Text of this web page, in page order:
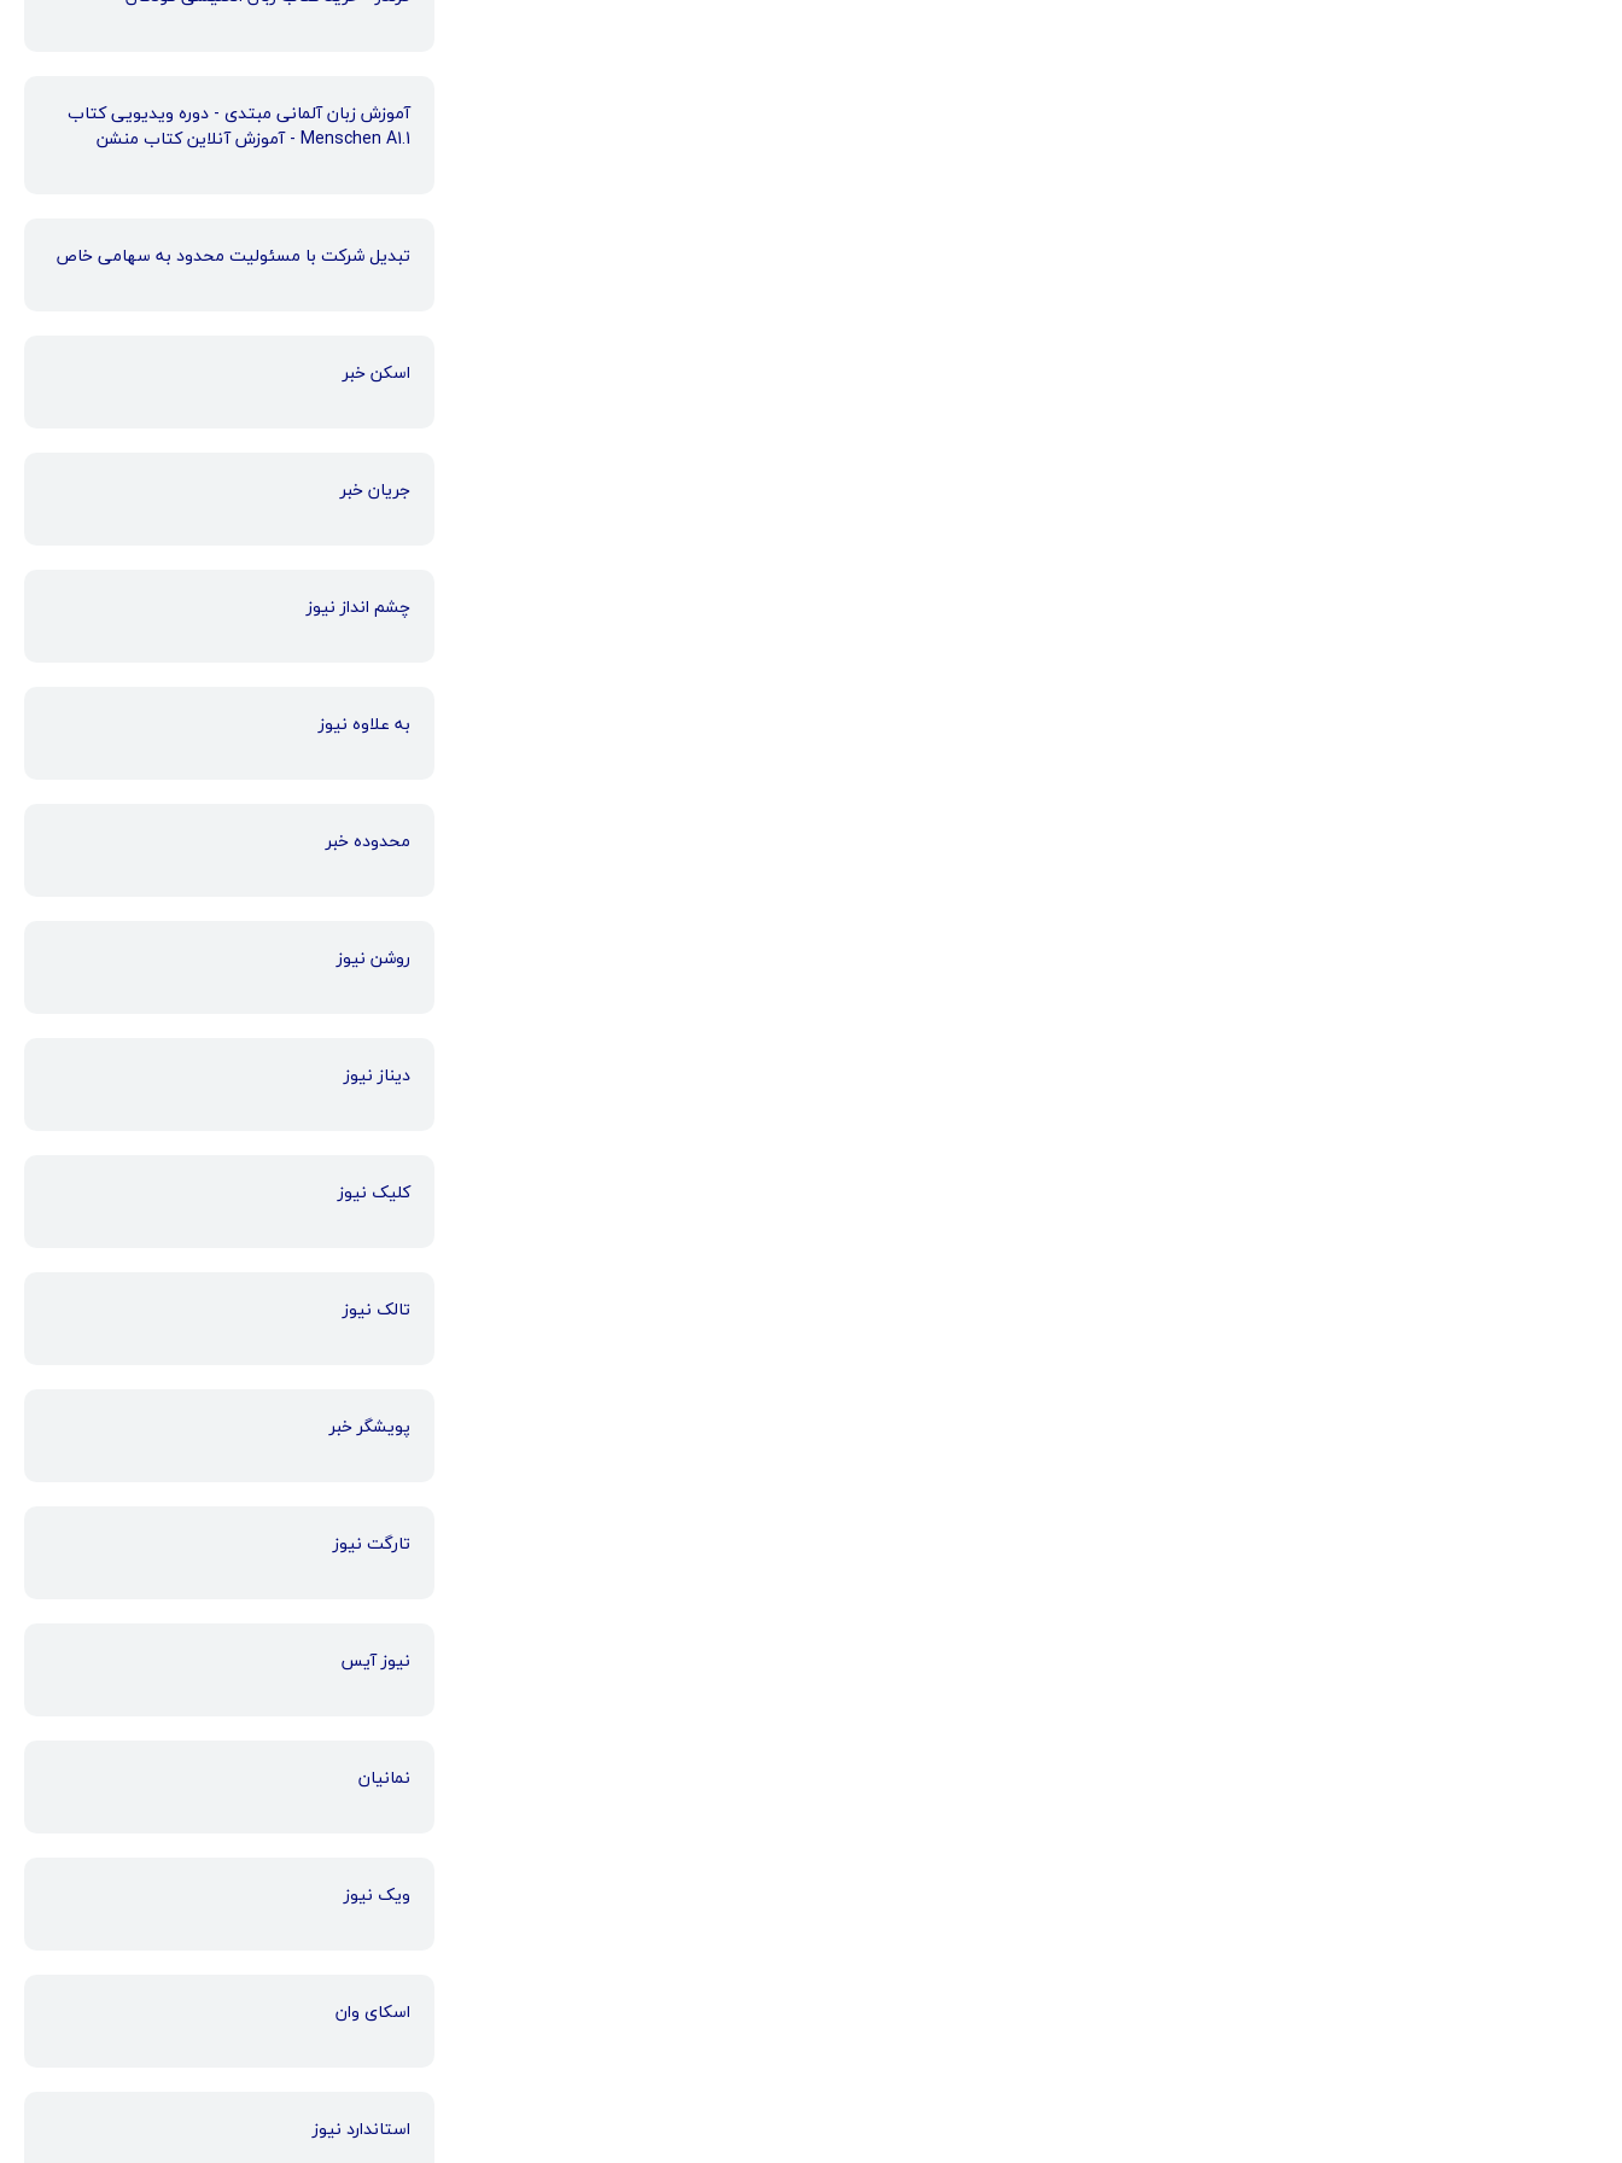
آموزش زبان آلمانی مبتدی - دوره ویدیویی کتاب
Menschen A1.1 - آموزش آنلاین کتاب منشن
تبدیل شرکت با مسئولیت محدود به سهامی خاص
اسکن خبر
جریان خبر
چشم انداز نیوز
به علاوه نیوز
محدوده خبر
روشن نیوز
دیناز نیوز
کلیک نیوز
تالک نیوز
پویشگر خبر
تارگت نیوز
نیوز آیس
نمانیان
ویک نیوز
اسکای وان
استاندارد نیوز